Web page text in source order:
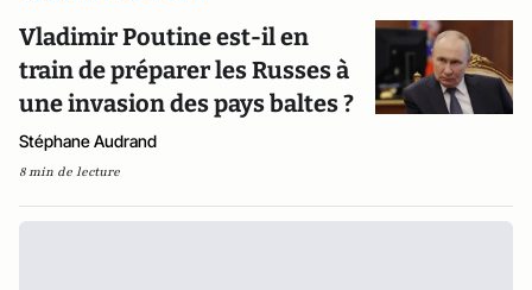
Vladimir Poutine est-il en
train de préparer les Russes à
une invasion des pays baltes ?
Stéphane Audrand
8 min de lecture